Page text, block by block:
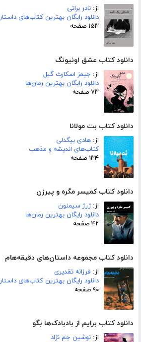
از: نادر براتی
دانلود رایگان بهترین کتاب‌های
۱۵۳ صفحه
دانلود کتاب عشق اونیونگ
از: جیمز اسکارث گیل
دانلود رایگان بهترین رمان‌ها
۷۳ صفحه
دانلود کتاب بت مولانا
از: هادی بیگدلی
کتاب‌های اندیشه و مذهب
۱۳۴ صفحه
دانلود کتاب کمیسر مگره و پیرزن
از:ژرژ سیمنون
دانلود رایگان بهترین رمان‌ها
۴۲ صفحه
دانلود کتاب مجموعه داستان‌های دقیقه‌هام
از: فرزانه تقدیری
دانلود رایگان بهترین کتاب‌های
۹۰ صفحه
دانلود کتاب برایم از بادبادک‌ها بگو
از: نوشین جم نژاد